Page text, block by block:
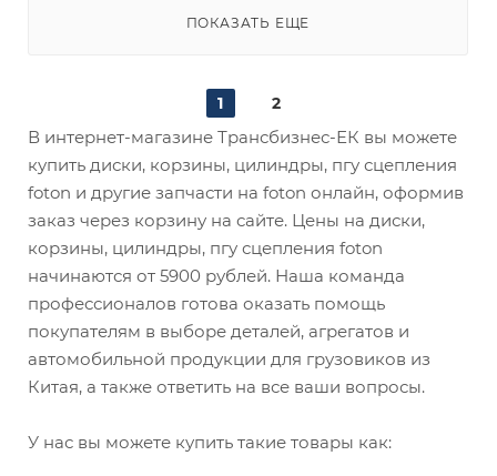
ПОКАЗАТЬ ЕЩЕ
1 2
В интернет-магазине Трансбизнес-ЕК вы можете
купить диски, корзины, цилиндры, пгу сцепления
foton и другие запчасти на foton онлайн, оформив
заказ через корзину на сайте. Цены на диски,
корзины, цилиндры, пгу сцепления foton
начинаются от 5900 рублей. Наша команда
профессионалов готова оказать помощь
покупателям в выборе деталей, агрегатов и
автомобильной продукции для грузовиков из
Китая, а также ответить на все ваши вопросы.
У нас вы можете купить такие товары как: